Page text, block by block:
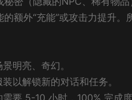
额外“充能”或攻击力提升
明亮、奇幻。
以解锁新的对话和任务。
要 5-10 小时，100% 完成